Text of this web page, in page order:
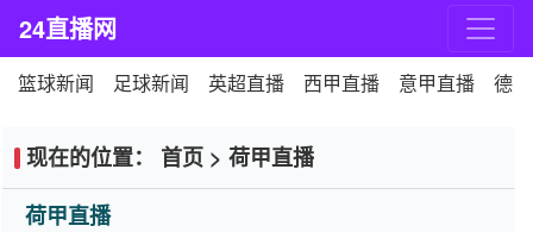
24直播网
篮球新闻 足球新闻 英超直播 西甲直播 意甲直播 德
现在的位置： 首页 > 荷甲直播
荷甲直播